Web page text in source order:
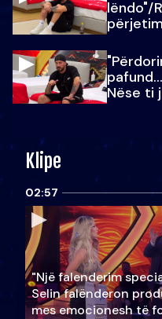
lëndo"/
Nëse ti
Klipe
02:57
"Një falenderim
Selin falënderon
mes emocionesh të